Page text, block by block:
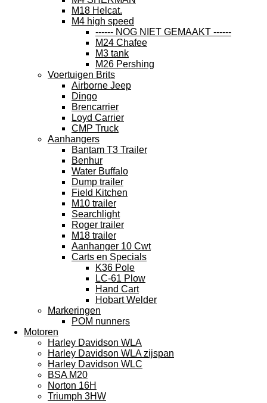
M18 Helcat.
M4 high speed
------ NOG NIET GEMAAKT ------
M24 Chafee
M3 tank
M26 Pershing
Voertuigen Brits
Airborne Jeep
Dingo
Brencarrier
Loyd Carrier
CMP Truck
Aanhangers
Bantam T3 Trailer
Benhur
Water Buffalo
Dump trailer
Field Kitchen
M10 trailer
Searchlight
Roger trailer
M18 trailer
Aanhanger 10 Cwt
Carts en Specials
K36 Pole
LC-61 Plow
Hand Cart
Hobart Welder
Markeringen
POM nunners
Motoren
Harley Davidson WLA
Harley Davidson WLA zijspan
Harley Davidson WLC
BSA M20
Norton 16H
Triumph 3HW